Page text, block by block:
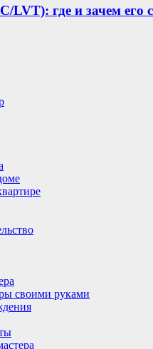
LVT): где и зачем его
своими руками